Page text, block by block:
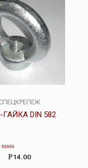
DIN 582
Оценка
Р14.00